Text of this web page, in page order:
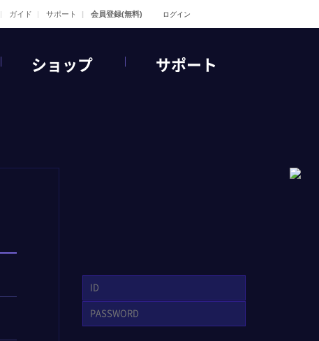
ガイド サポート 会員登録(無料) ログイン
ショップ サポート